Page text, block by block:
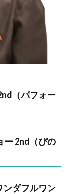
（パフォー
2nd（ぴの
ダフルワン